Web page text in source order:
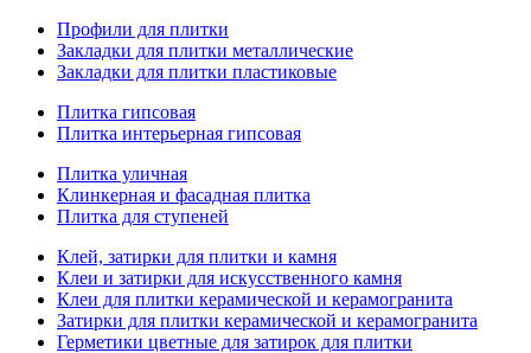
Профили для плитки
Закладки для плитки металлические
Закладки для плитки пластиковые
Плитка гипсовая
Плитка интерьерная гипсовая
Плитка уличная
Клинкерная и фасадная плитка
Плитка для ступеней
Клей, затирки для плитки и камня
Клеи и затирки для искусственного камня
Клеи для плитки керамической и керамогранита
Затирки для плитки керамической и керамогранита
Герметики цветные для затирок для плитки